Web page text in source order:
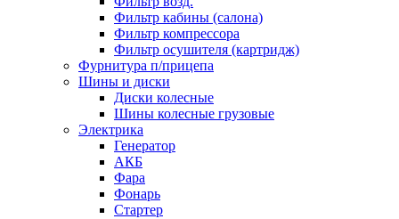
Фильтр кабины (салона)
Фильтр компрессора
Фильтр осушителя (картридж)
Фурнитура п/прицепа
Шины и диски
Диски колесные
Шины колесные грузовые
Электрика
Генератор
АКБ
Фара
Фонарь
Стартер